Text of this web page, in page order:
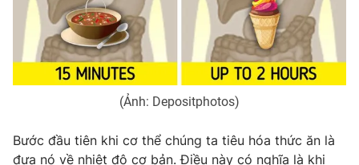
VTV4 Vươn mình bằng AI
VTV9 VTV8
Liên hệ tòa soạn English
(Ảnh: Depositphotos)
Bước đầu tiên khi cơ thể chúng ta tiêu hóa thức ăn là
đưa nó về nhiệt độ cơ bản. Điều này có nghĩa là khi